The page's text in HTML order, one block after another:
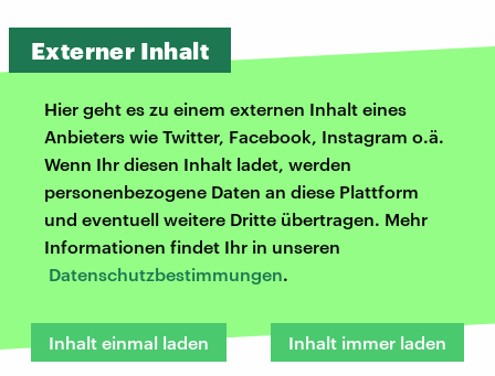
Externer Inhalt
Hier geht es zu einem externen Inhalt eines
Anbieters wie Twitter, Facebook, Instagram o.ä.
Wenn Ihr diesen Inhalt ladet, werden
personenbezogene Daten an diese Plattform
und eventuell weitere Dritte übertragen. Mehr
Informationen findet Ihr in unseren
Datenschutzbestimmungen.
Inhalt einmal laden Inhalt immer laden